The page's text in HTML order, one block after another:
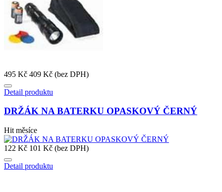
495 Kč 409 Kč (bez DPH)
Detail produktu
DRŽÁK NA BATERKU OPASKOVÝ ČERNÝ
Hit měsíce
122 Kč 101 Kč (bez DPH)
Detail produktu